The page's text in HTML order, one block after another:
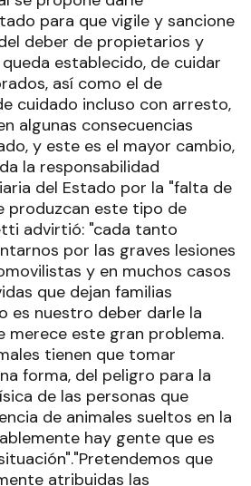
para que vigile y sancione
deber de propietarios y
establecido, de cuidar
así como el de
cuidado incluso con arresto,
algunas consecuencias
y este es el mayor cambio,
la responsabilidad
del Estado por la "falta de
produzcan este tipo de
advirtió: "cada tanto
por las graves lesiones
y en muchos casos
que dejan familias
es nuestro deber darle la
merece este gran problema.
tienen que tomar
forma, del peligro para la
de las personas que
de animales sueltos en la
hay gente que es
que
atribuidas las